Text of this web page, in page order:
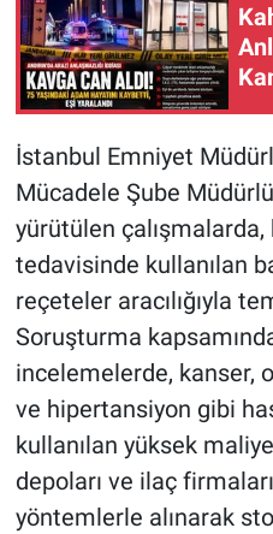
İstanbul Emniyet
Mücadele Şube
yürütülen çalışmalarda,
tedavisinde kullanılan
reçeteler aracılığıyla
Soruşturma
incelemelerde, kanser,
ve hipertansiyon gibi
kullanılan yüksek
depoları ve ilaç
yöntemlerle alınarak